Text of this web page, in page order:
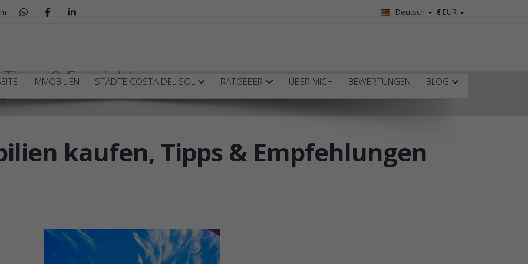
€ EUR
Deutsch
IMMOBILIEN STÄDTE COSTA DEL SOL RATGEBER ÜBER MICH BEWERTUNGEN BLOG
& Empfehlungen
kaufen, Tipps & Empfehlungen